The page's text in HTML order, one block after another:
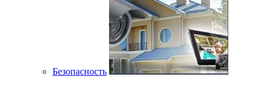
Безопасность